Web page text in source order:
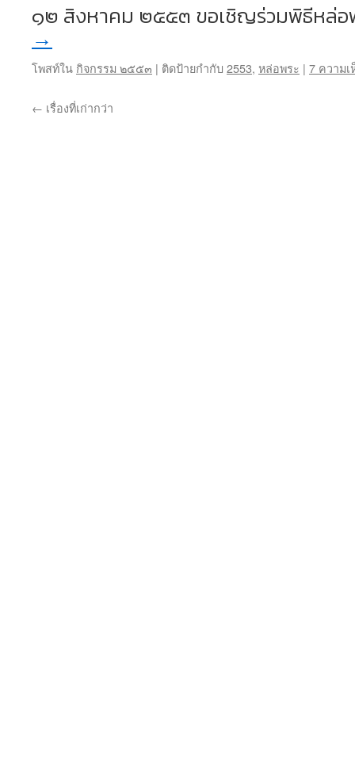
๑๒ สิงหาคม ๒๕๕๓ ขอเชิญร่วมพิธีหล่อ
→
โพสท์ใน กิจกรรม ๒๕๕๓ | ติดป้ายกำกับ 2553, หล่อพระ | 7 ความเ
← เรื่องที่เก่ากว่า